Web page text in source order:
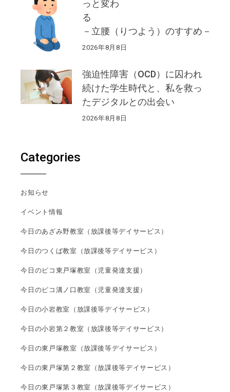
っと変わ
る
－立腰（りつよう）のすすめ－
2026年8月8日
強迫性障害（OCD）に囚われ
続けた学生時代と、私を救っ
たデジタルとの出会い
2026年8月8日
Categories
お知らせ
イベント情報
今日のあざみ野教室（放課後等デイサービス）
今日のつくば教室（放課後等デイサービス）
今日のピコ東戸塚教室（児童発達支援）
今日のピコ溝ノ口教室（児童発達支援）
今日の小岩教室（放課後等デイサービス）
今日の小岩第２教室（放課後等デイサービス）
今日の東戸塚教室（放課後等デイサービス）
今日の東戸塚第２教室（放課後等デイサービス）
今日の東戸塚第３教室（放課後等デイサービス）